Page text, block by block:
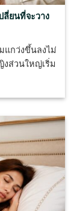
ลี่ยนที่จะวาง
แกว่งขึ้นลงไม่
ส่วนใหญ่เริ่ม